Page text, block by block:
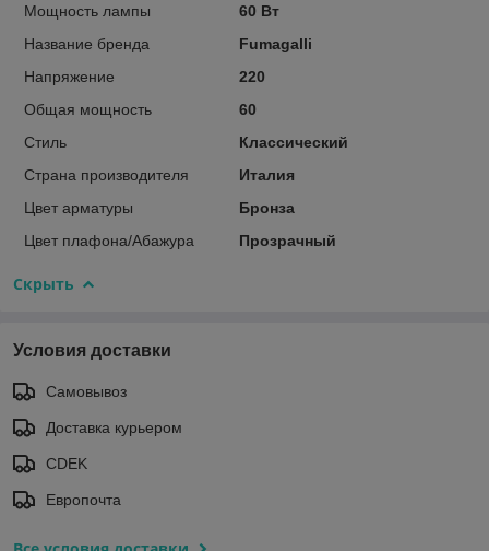
Мощность лампы
60 Вт
Название бренда
Fumagalli
Напряжение
220
Общая мощность
60
Стиль
Классический
Страна производителя
Италия
Цвет арматуры
Бронза
Цвет плафона/Абажура
Прозрачный
Скрыть
Условия доставки
Самовывоз
Доставка курьером
CDEK
Европочта